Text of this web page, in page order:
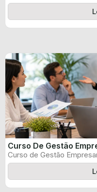
certificado informado
Curso De Gestão
Curso de Gestão
certificado informado